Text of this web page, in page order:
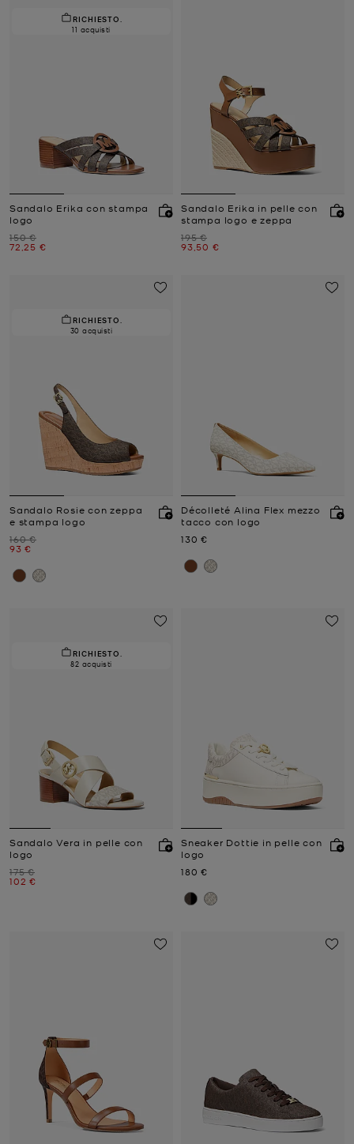
RICHIESTO.
11 acquisti
Sandalo Erika con stampa
logo
Prezzo iniziale
150 €
Prezzo attuale
72,25 €
Sandalo Erika in pelle con
stampa logo e zeppa
Prezzo iniziale
195 €
Prezzo attuale
93,50 €
RICHIESTO.
30 acquisti
Sandalo Rosie con zeppa
e stampa logo
Prezzo iniziale
160 €
Prezzo attuale
93 €
Décolleté Alina Flex mezzo
tacco con logo
Prezzo attuale
130 €
RICHIESTO.
82 acquisti
Sandalo Vera in pelle con
logo
Prezzo iniziale
175 €
Prezzo attuale
102 €
Sneaker Dottie in pelle con
logo
Prezzo attuale
180 €